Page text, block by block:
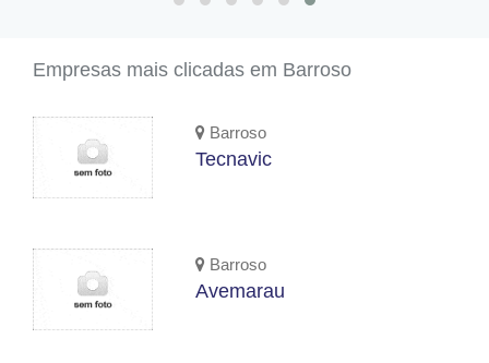
Empresas mais clicadas em Barroso
Barroso
Tecnavic
Barroso
Avemarau